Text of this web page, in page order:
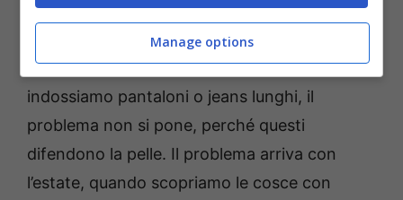
Un modo, invece, per prevenirla, riguarda
l’abbigliamento.Ovviamente quando
indossiamo pantaloni o jeans lunghi, il
problema non si pone, perché questi
difendono la pelle. Il problema arriva con
l’estate, quando scopriamo le cosce con
Manage options